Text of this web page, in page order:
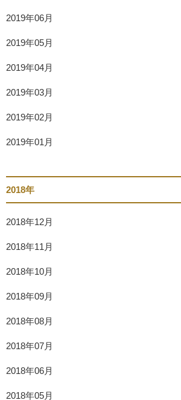
2019年06月
2019年05月
2019年04月
2019年03月
2019年02月
2019年01月
2018年
2018年12月
2018年11月
2018年10月
2018年09月
2018年08月
2018年07月
2018年06月
2018年05月